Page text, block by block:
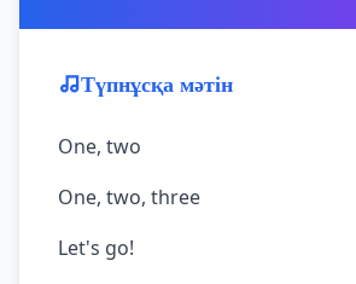
Түпнұсқа мәтін
One, two
One, two, three
Let's go!